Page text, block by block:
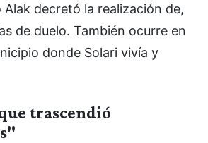
decretó la realización de,
de duelo. También ocurre en
donde Solari vivía y
trascendió